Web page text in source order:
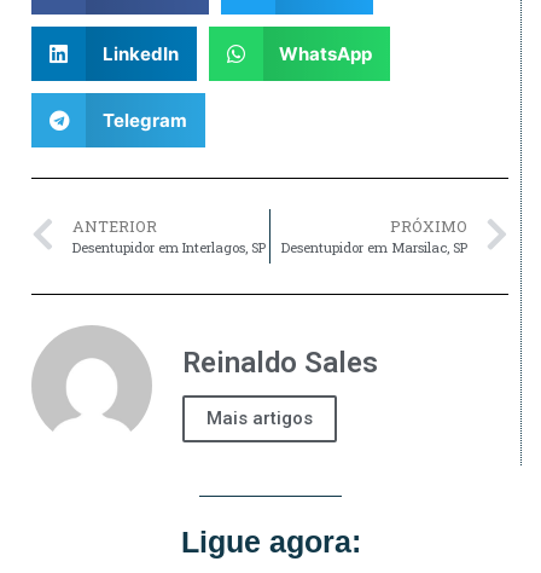
LinkedIn WhatsApp
Telegram
ANTERIOR
Desentupidor em Interlagos, SP
PRÓXIMO
Desentupidor em Marsilac, SP
Reinaldo Sales
Mais artigos
Ligue agora: